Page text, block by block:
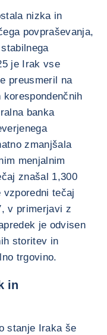
nizka in
povpraševanja,
je Irak vse
preusmeril na
banka
zmanjšala
menjalnim
znašal 1,300
tečaj
v primerjavi z
je odvisen
storitev in
trgovino.
in
stanje Iraka še